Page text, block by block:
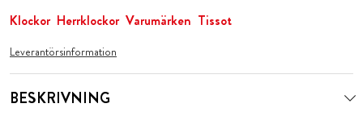
Klockor Herrklockor Varumärken Tissot
Leverantörsinformation
BESKRIVNING